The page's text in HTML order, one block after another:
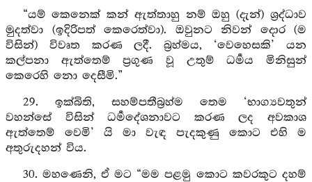
“යම් කෙනෙක් කන් ඇත්තාහු නම් ඔහු (දැන්) ශ්‍රද්ධාව
මුදත්වා (ඉදිරිපත් කෙරෙත්වා). ඔවුනට නිවන් දොර (ම
විසින්) විවෘත කරණ ලදී. බ්‍රහ්මය, ‘වෙහෙසකි’ යන
කල්පනා ඇත්තෙම් ප්‍රගුණ වූ උතුම් ධර්‍මය මිනිසුන්
කෙරෙහි නො දෙසීමි.”
29. ඉක්බිති, සහම්පතීබ්‍රහ්ම තෙම ‘භාග්‍යවතුන්
වහන්සේ විසින් ධර්‍මදේශනාවට කරණ ලද අවකාශ
ඇත්තෙම් වෙමි’ යි මා වැඳ පැදකුණු කොට එහි ම
අතුරුදහන් විය.
30. මහණෙනි, ඒ මට “මම පළමු කොට කවරකුට දහම්